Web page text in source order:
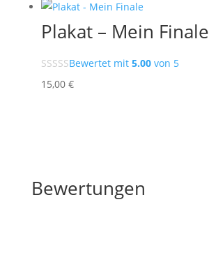
Plakat – Mein Finale
Bewertet mit 5.00von 5
15,00 €
Bewertungen